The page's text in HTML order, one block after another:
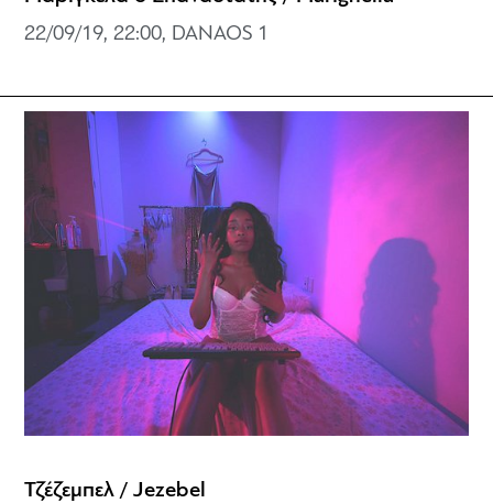
22/09/19, 22:00, DANAOS 1
Τζέζεμπελ / Jezebel